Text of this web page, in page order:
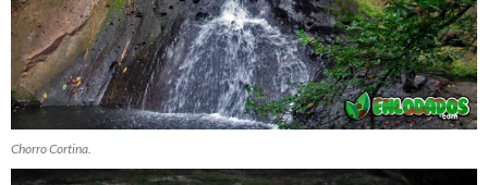
Chorro Cortina.